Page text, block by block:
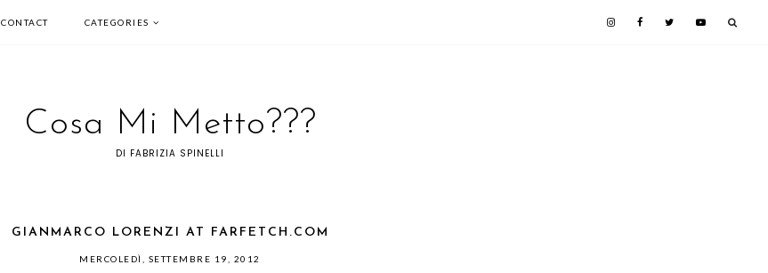
CONTACT CATEGORIES
Cosa Mi Metto???
DI FABRIZIA SPINELLI
GIANMARCO LORENZI AT FARFETCH.COM
MERCOLEDÌ, SETTEMBRE 19, 2012